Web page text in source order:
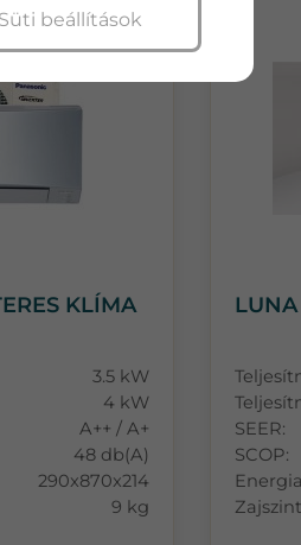
KLÍMA
3.5 kW
4 kW
A++ / A+
48 db(A)
290x870x214
9 kg
SEER:
SCOP:
Süti beállítások